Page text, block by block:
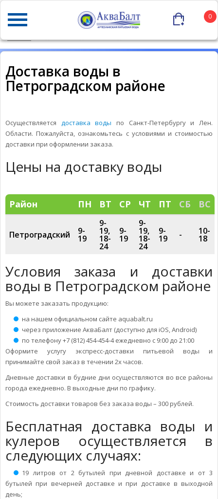
0
Доставка воды в
Петроградском районе
Осуществляется доставка воды по Санкт-Петербургу и Лен.
Области. Пожалуйста, ознакомьтесь с условиями и стоимостью
доставки при оформлении заказа.
Цены на доставку воды
Район ПН ВТ СР ЧТ ПТ СБ ВС
Петроградский 9-
19
9-
19,
18-
24
9-
19
9-
19,
18-
24
9-
19 - 10-
18
Условия заказа и доставки
воды в Петроградском районе
Вы можете заказать продукцию:
на нашем официальном сайте aquabalt.ru
через приложение АкваБалт (доступно для iOS, Android)
по телефону +7 (812) 454-454-4 ежедневно с 9:00 до 21:00
Оформите услугу экспресс-доставки питьевой воды и
принимайте свой заказ в течении 2х часов.
Дневные доставки в будние дни осуществляются во все районы
города ежедневно. В выходные дни по графику.
Стоимость доставки товаров без заказа воды – 300 рублей.
Бесплатная доставка воды и
кулеров осуществляется в
следующих случаях:
19 литров от 2 бутылей при дневной доставке и от 3
бутылей при вечерней доставке и при доставке в выходной
день;